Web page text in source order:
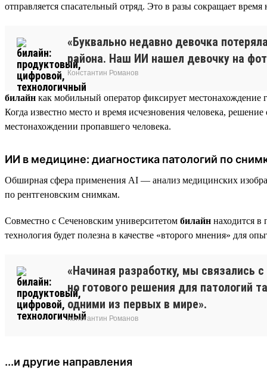
отправляется спасательный отряд. Это в разы сокращает
«Буквально недавно девочка
района. Наш ИИ нашел девочку на
Константин Романов
билайн как мобильный оператор фиксирует
Когда известно место и время исчезновения человека,
местонахождении пропавшего человека.
ИИ в медицине: диагностика патологий по
Обширная сфера применения AI — анализ медицинских
по рентгеновским снимкам.
Совместно с Сеченовским университетом билайн находится в
технология будет полезна в качестве «второго мнения» для
«Начиная разработку, мы связались
но готового решения для патологий
одними из первых в мире».
Константин Романов
...и другие направления